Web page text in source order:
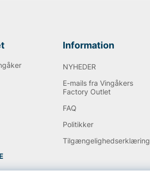
Information
NYHEDER
E-mails fra Vingåkers
Factory Outlet
FAQ
Politikker
Tilgængelighedserklæring